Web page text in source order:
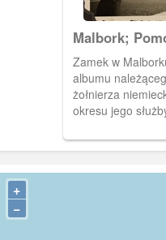
Malbork;
Zamek w
albumu
żołnierza
okresu jego
szkolenia i
przełomie 1939 i
+
−